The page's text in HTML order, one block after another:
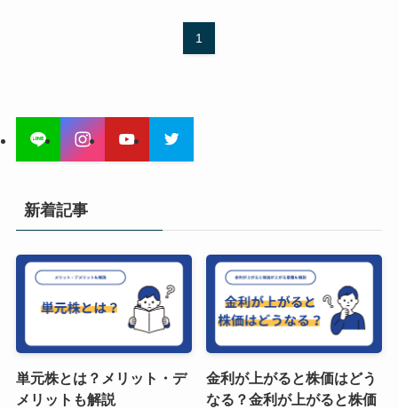
1
新着記事
単元株とは？メリット・デ
メリットも解説
金利が上がると株価はどう
なる？金利が上がると株価